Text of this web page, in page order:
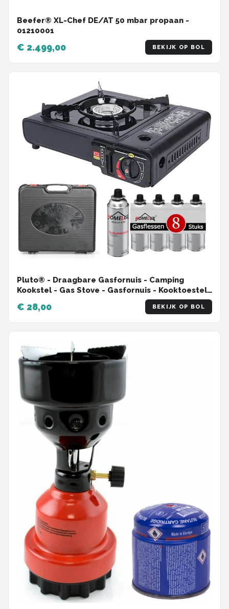
Beefer® XL-Chef DE/AT 50 mbar propaan -
01210001
€ 2.499,00 BEKIJK OP BOL
Pluto® - Draagbare Gasfornuis - Camping
Kookstel - Gas Stove - Gasfornuis - Kooktoestel
- Outdoor - Op Reis - 8 gasflessen
€ 28,00 BEKIJK OP BOL